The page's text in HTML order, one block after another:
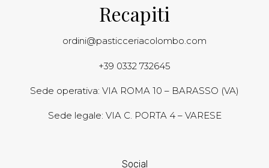
Recapiti
ordini@pasticceriacolombo.com
+39 0332 732645
Sede operativa: VIA ROMA 10 – BARASSO (VA)
Sede legale: VIA C. PORTA 4 – VARESE
Social